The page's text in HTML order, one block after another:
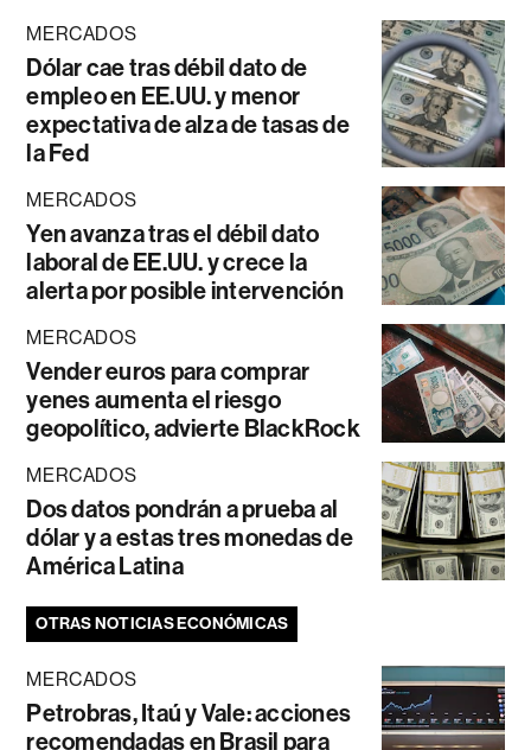
MERCADOS
Dólar cae tras débil dato de
empleo en EE.UU. y menor
expectativa de alza de tasas de
la Fed
MERCADOS
Yen avanza tras el débil dato
laboral de EE.UU. y crece la
alerta por posible intervención
MERCADOS
Vender euros para comprar
yenes aumenta el riesgo
geopolítico, advierte BlackRock
MERCADOS
Dos datos pondrán a prueba al
dólar y a estas tres monedas de
América Latina
OTRAS NOTICIAS ECONÓMICAS
MERCADOS
Petrobras, Itaú y Vale: acciones
recomendadas en Brasil para